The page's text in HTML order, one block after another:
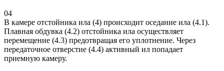
04
В камере отстойника ила (4) происходит оседание ила (4.1).
Плавная обдувка (4.2) отстойника ила осуществляет
перемещение (4.3) предотвращая его уплотнение. Через
передаточное отверстие (4.4) активный ил попадает
приемную камеру.